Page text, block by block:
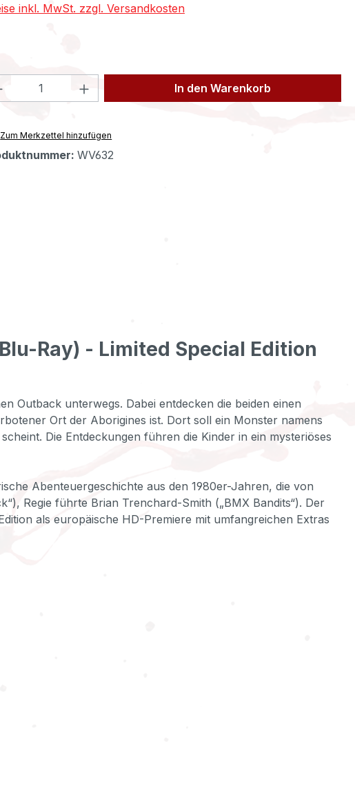
inkl. MwSt. zzgl. Versandkosten
Anzahl: Gib den gewünschten Wert
In den Warenkorb
Zum Merkzettel hinzufügen
WV632
Ray) - Limited Special Edition
Outback unterwegs. Dabei entdecken die beiden einen
Ort der Aborigines ist. Dort soll ein Monster namens
Die Entdeckungen führen die Kinder in ein mysteriöses
Abenteuergeschichte aus den 1980er-Jahren, die von
Regie führte Brian Trenchard-Smith („BMX Bandits“). Der
als europäische HD-Premiere mit umfangreichen Extras